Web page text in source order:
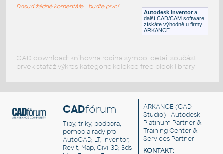
Profile 20x20-1S
Autodesk Inventor a
další CAD/CAM software
získáte výhodně u firmy
ARKANCE
Dosud žádné komentáře - buďte první
CAD download: knihovna rodina symbol detail součást
prvek stafáž výkres kategorie kolekce free block library
CADfórum
Tipy, triky, podpora,
pomoc a rady pro
AutoCAD, LT, Inventor,
Revit, Map, Civil 3D, 3ds
ARKANCE (CAD
Studio) - Autodesk
Platinum Partner &
Training Center &
Services Partner
KONTAKT: